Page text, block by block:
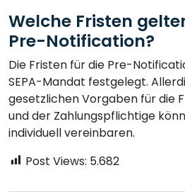
Welche Fristen
Pre-Notification?
Die Fristen für die Pre-
SEPA-Mandat festgelegt.
gesetzlichen Vorgaben für die
und der Zahlungspflichtige
individuell vereinbaren.
Post Views: 5.682